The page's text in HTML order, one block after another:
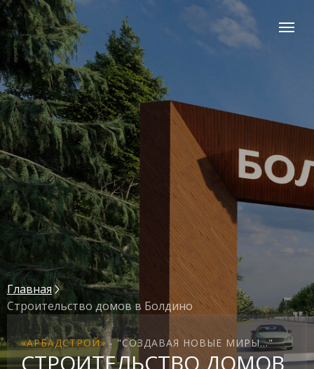
Главная
Строительство домов в Болдино
«АРБАДСТРОЙ»- "СОЗДАВАЯ НОВЫЕ МИРЫ..."
СТРОИТЕЛЬСТВО ДОМОВ